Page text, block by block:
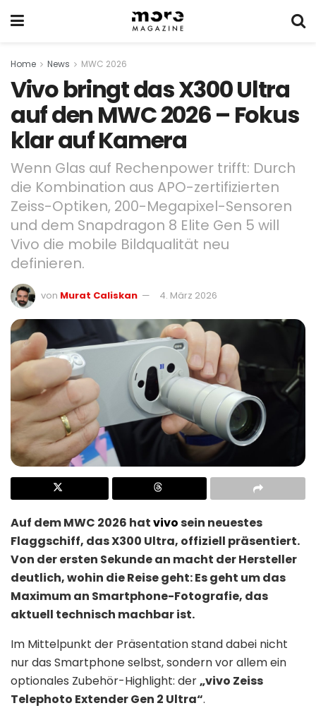
Home News MWC 2026
Vivo bringt das X300 Ultra
auf den MWC 2026 – Fokus
klar auf Kamera
Wenn Glas auf Rechenpower trifft: Durch
die Kombination aus APO-zertifizierten
Zeiss-Optiken, 200-Megapixel-Sensoren
und dem Snapdragon 8 Elite Gen 5 will
Vivo die mobile Bildqualität neu
definieren.
von Murat Caliskan 4. März 2026
Auf dem MWC 2026 hatvivosein neuestes
Flaggschiff, dasX300 Ultra, offiziell präsentiert.
Von der ersten Sekunde an macht der Hersteller
deutlich, wohin die Reise geht: Es geht um das
Maximum an Smartphone-Fotografie, das
aktuell technisch machbar ist.
Im Mittelpunkt der Präsentation stand dabei nicht
nur das Smartphone selbst, sondern vor allem ein
optionales Zubehör-Highlight: der„vivo Zeiss
Telephoto Extender Gen 2 Ultra“.